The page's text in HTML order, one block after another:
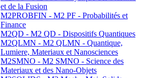
et de la Fusion
M2PROBFIN - M2 PF - Probabilités et
Finance
M2QD - M2 QD - Dispositifs Quantiques
M2QLMN - M2 QLMN - Quantique,
Lumiere, Materiaux et Nanosciences
M2SMNO - M2 SMNO - Science des
Materiaux et des Nano-Objets